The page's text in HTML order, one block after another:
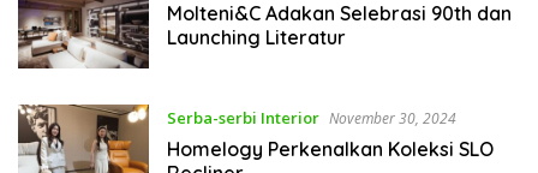
Molteni&C Adakan Selebrasi 90th dan
Launching Literatur
Serba-serbi Interior November 30, 2024
Homelogy Perkenalkan Koleksi SLO